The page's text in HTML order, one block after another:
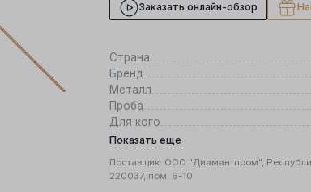
Заказать онлайн-обзор
Страна
Бренд
Металл
Проба
Для кого
Показать еще
Поставщик: ООО "Диамантпром",
220037, пом. 6-10